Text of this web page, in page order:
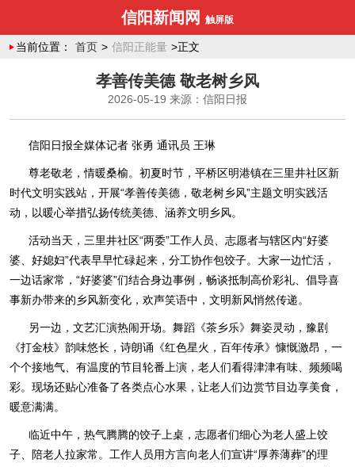
信阳新闻网 触屏版
当前位置： 首页 > 信阳正能量 >正文
孝善传美德 敬老树乡风
2026-05-19 来源：信阳日报
信阳日报全媒体记者 张勇 通讯员 王琳
尊老敬老，情暖桑榆。初夏时节，平桥区明港镇在三里井社区新
时代文明实践站，开展“孝善传美德，敬老树乡风”主题文明实践活
动，以暖心举措弘扬传统美德、涵养文明乡风。
活动当天，三里井社区“两委”工作人员、志愿者与辖区内“好婆
婆、好媳妇”代表早早忙碌起来，分工协作包饺子。大家一边忙活，
一边话家常，“好婆婆”们结合身边事例，畅谈抵制高价彩礼、倡导喜
事新办带来的乡风新变化，欢声笑语中，文明新风悄然传递。
另一边，文艺汇演热闹开场。舞蹈《茶乡乐》舞姿灵动，豫剧
《打金枝》韵味悠长，诗朗诵《红色星火，百年传承》慷慨激昂，一
个个接地气、有温度的节目轮番上演，老人们看得津津有味、频频喝
彩。现场还贴心准备了各类点心水果，让老人们边赏节目边享美食，
暖意满满。
临近中午，热气腾腾的饺子上桌，志愿者们细心为老人盛上饺
子、陪老人拉家常。工作人员用方言向老人们宣讲“厚养薄葬”的理